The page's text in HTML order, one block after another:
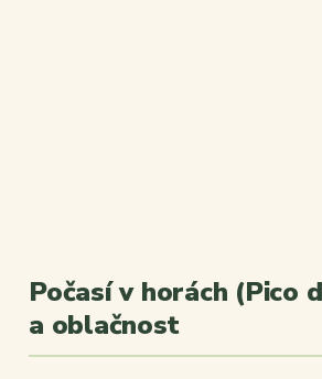
Počasí v horách (Pico
a oblačnost